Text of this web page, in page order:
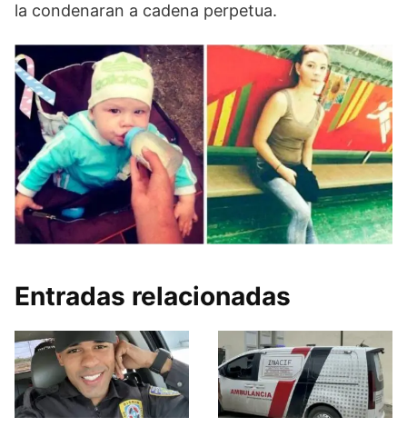
la condenaran a cadena perpetua.
Entradas relacionadas